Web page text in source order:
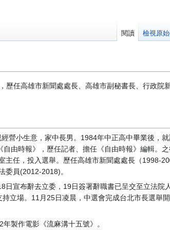
任高雄市新聞處處長、高雄市副秘書長、行政院
營小生意，家中長男。1984年中正高中畢業後，
由時報》，歷任記者、擔任《自由時報》編輯。之
任，投入選舉。歷任高雄市新聞處處長（1998-
委員(2012-2018)。
宣布辭去立委，19日簽署辭職書已呈交至立法院
立場。11月25日凌晨，中選會完成台北市長選舉
製作電影《流麻溝十五號》。
閱讀 檢視原